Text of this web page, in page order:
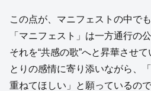
この点が、マニフェストの中で
「マニフェスト」は一方通行の
それを“共感の歌”へと昇華させ
とりの感情に寄り添いながら、
重ねてほしい」と願っているので